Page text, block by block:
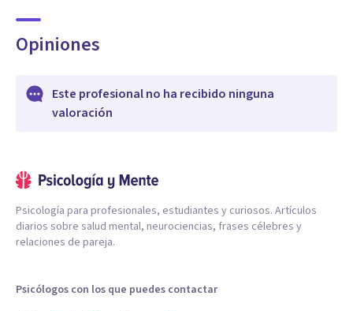
Opiniones
Este profesional no ha recibido ninguna
valoración
Psicología para profesionales, estudiantes y curiosos. Artículos
diarios sobre salud mental, neurociencias, frases célebres y
relaciones de pareja.
Psicólogos con los que puedes contactar